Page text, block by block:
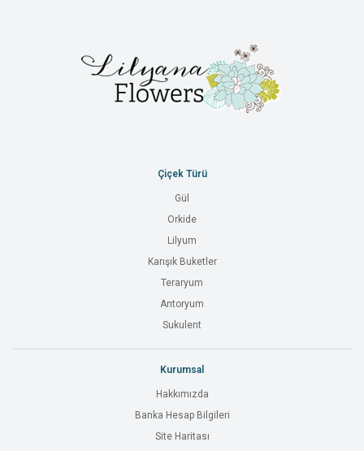
Çiçek Türü
Gül
Orkide
Lilyum
Karışık Buketler
Teraryum
Antoryum
Sukulent
Kurumsal
Hakkımızda
Banka Hesap Bilgileri
Site Haritası